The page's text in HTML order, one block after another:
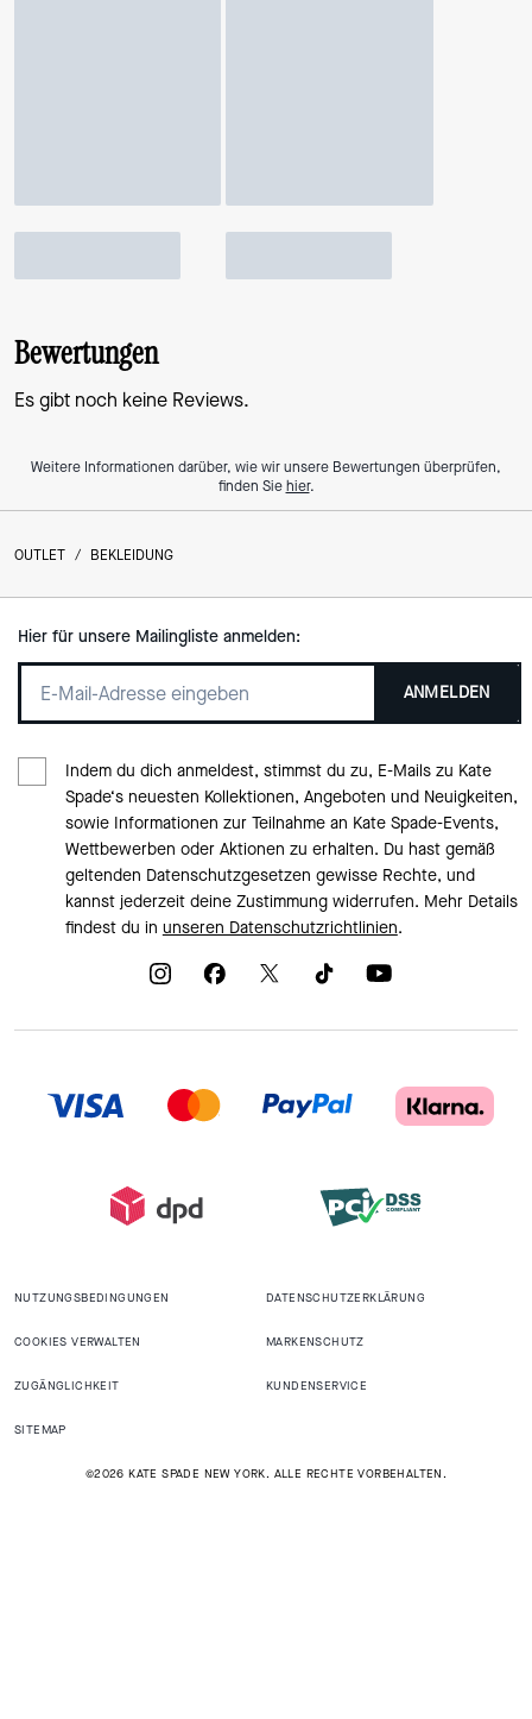
Bewertungen
Es gibt noch keine Reviews.
Weitere Informationen darüber, wie wir unsere Bewertungen überprüfen,
finden Siehier.
OUTLET / BEKLEIDUNG
Hier für unsere Mailingliste anmelden:
ANMELDEN
Indem du dich anmeldest, stimmst du zu, E-Mails zu Kate
Spade‘s neuesten Kollektionen, Angeboten und Neuigkeiten,
sowie Informationen zur Teilnahme an Kate Spade-Events,
Wettbewerben oder Aktionen zu erhalten. Du hast gemäß
geltenden Datenschutzgesetzen gewisse Rechte, und
kannst jederzeit deine Zustimmung widerrufen. Mehr Details
findest du in unseren Datenschutzrichtlinien.
NUTZUNGSBEDINGUNGEN DATENSCHUTZERKLÄRUNG
COOKIES VERWALTEN MARKENSCHUTZ
ZUGÄNGLICHKEIT KUNDENSERVICE
SITEMAP
©2026 KATE SPADE NEW YORK. ALLE RECHTE VORBEHALTEN.